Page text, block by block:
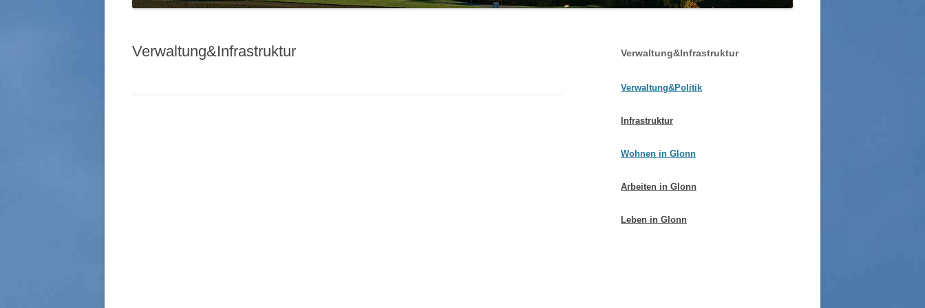
HANS HUBER
100 JAHRE STEGMÜHLE – VON
20.JAHRHUNDERT
GLONNER BAUDENKMÄLER
Verwaltung&Infrastruktur Verwaltung&Infrastruktur
Verwaltung&Politik
Infrastruktur
Wohnen in Glonn
Arbeiten in Glonn
Leben in Glonn